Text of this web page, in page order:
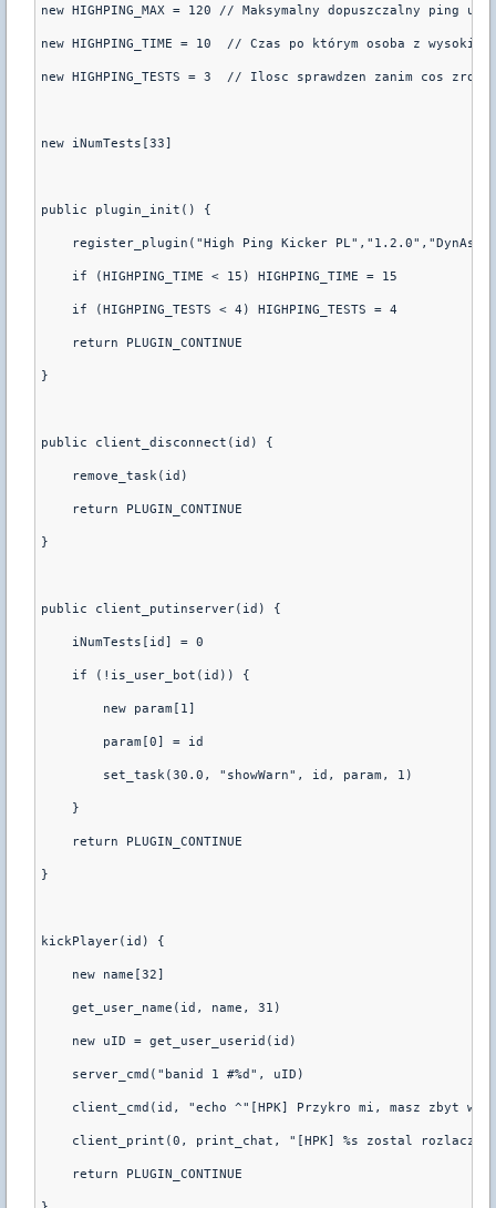
new HIGHPING_MAX = 120 // Maksymalny dopuszczalny ping u
new HIGHPING_TIME = 10  // Czas po którym osoba z
new HIGHPING_TESTS = 3  // Ilosc sprawdzen zanim cos
new iNumTests[33]
public plugin_init() {
register_plugin("High Ping Kicker
    if (HIGHPING_TIME < 15) HIGHPING_TIME = 15
    if (HIGHPING_TESTS < 4) HIGHPING_TESTS = 4
    return PLUGIN_CONTINUE
}
public client_disconnect(id) {
    remove_task(id)
    return PLUGIN_CONTINUE
}
public client_putinserver(id) {
    iNumTests[id] = 0
    if (!is_user_bot(id)) {
        new param[1]
        param[0] = id
        set_task(30.0, "showWarn", id, param, 1)
    }
    return PLUGIN_CONTINUE
}
kickPlayer(id) {
    new name[32]
    get_user_name(id, name, 31)
    new uID = get_user_userid(id)
    server_cmd("banid 1 #%d", uID)
client_cmd(id, "echo ^"[HPK] Przykro mi, masz zbyt
client_print(0, print_chat, "[HPK] %s zostal
    return PLUGIN_CONTINUE